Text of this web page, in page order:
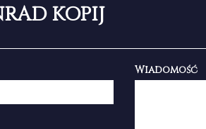
KOPIJ
Wiadomość